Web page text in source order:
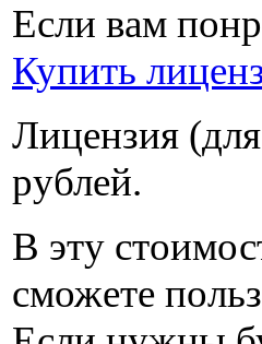
Если вам
Купить
Лицензия
рублей.
В эту
сможете